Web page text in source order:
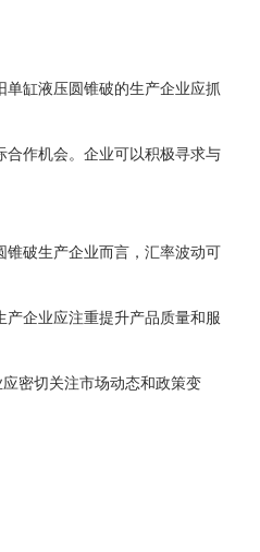
缸液压圆锥破的生产企业应抓
作机会。企业可以积极寻求与
破生产企业而言，汇率波动可
企业应注重提升产品质量和服
密切关注市场动态和政策变